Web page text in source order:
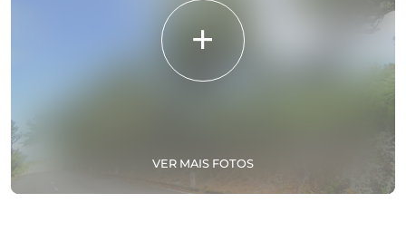
VER MAIS FOTOS